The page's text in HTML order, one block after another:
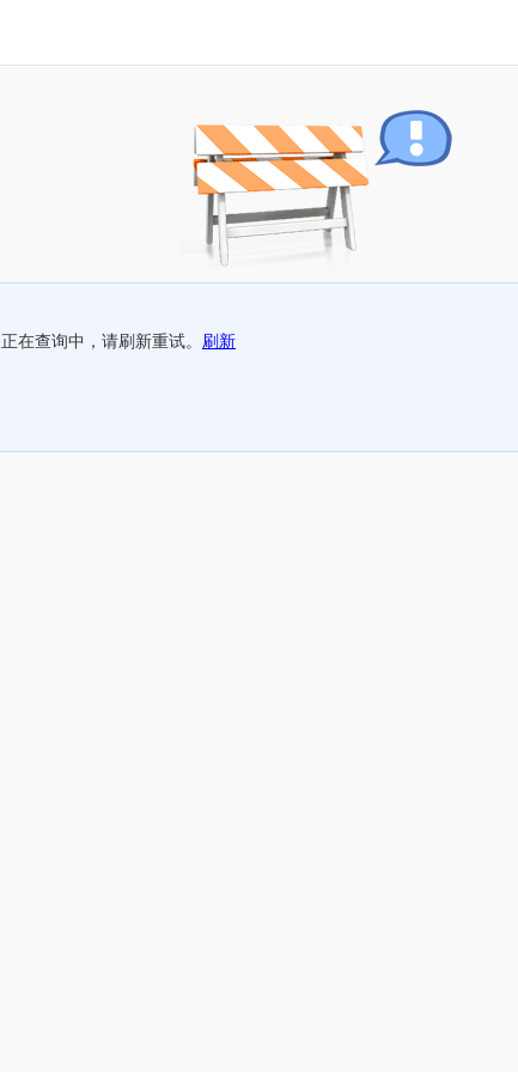
正在查询中，请刷新重试。 刷新